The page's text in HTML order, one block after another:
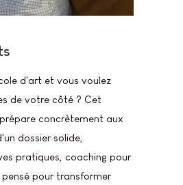
d'art et vous voulez
de votre côté ? Cet
concrètement aux
dossier solide,
pratiques, coaching pour
pour transformer